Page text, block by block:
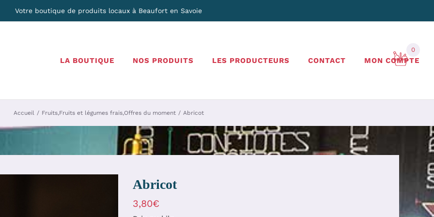
Votre boutique de produits locaux à Beaufort en Savoie
LA BOUTIQUE NOS PRODUITS LES PRODUCTEURS CONTACT MON COMPTE
Accueil Fruits,Fruits et légumes frais,Offres du moment Abricot
Abricot
3,80€
0